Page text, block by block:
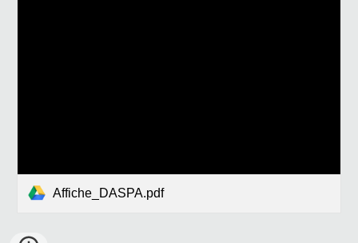
Affiche_DASPA.pdf